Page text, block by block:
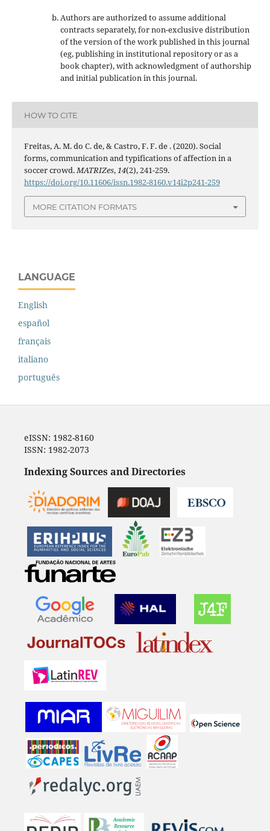
Authors are authorized to assume additional
contracts separately, for non-exclusive distribution
of the version of the work published in this journal
(eg, publishing in institutional repository or as a
book chapter), with acknowledgment of authorship
and initial publication in this journal.
HOW TO CITE
Freitas, A. M. do C. de, & Castro, F. F. de . (2020). Social
forms, communication and typifications of affection in a
soccer crowd.MATRIZes,14(2), 241-259.
https://doi.org/10.11606/issn.1982-8160.v14i2p241-259
MORE CITATION FORMATS
LANGUAGE
English
español
français
italiano
português
eISSN: 1982-8160
ISSN: 1982-2073
Indexing Sources and Directories